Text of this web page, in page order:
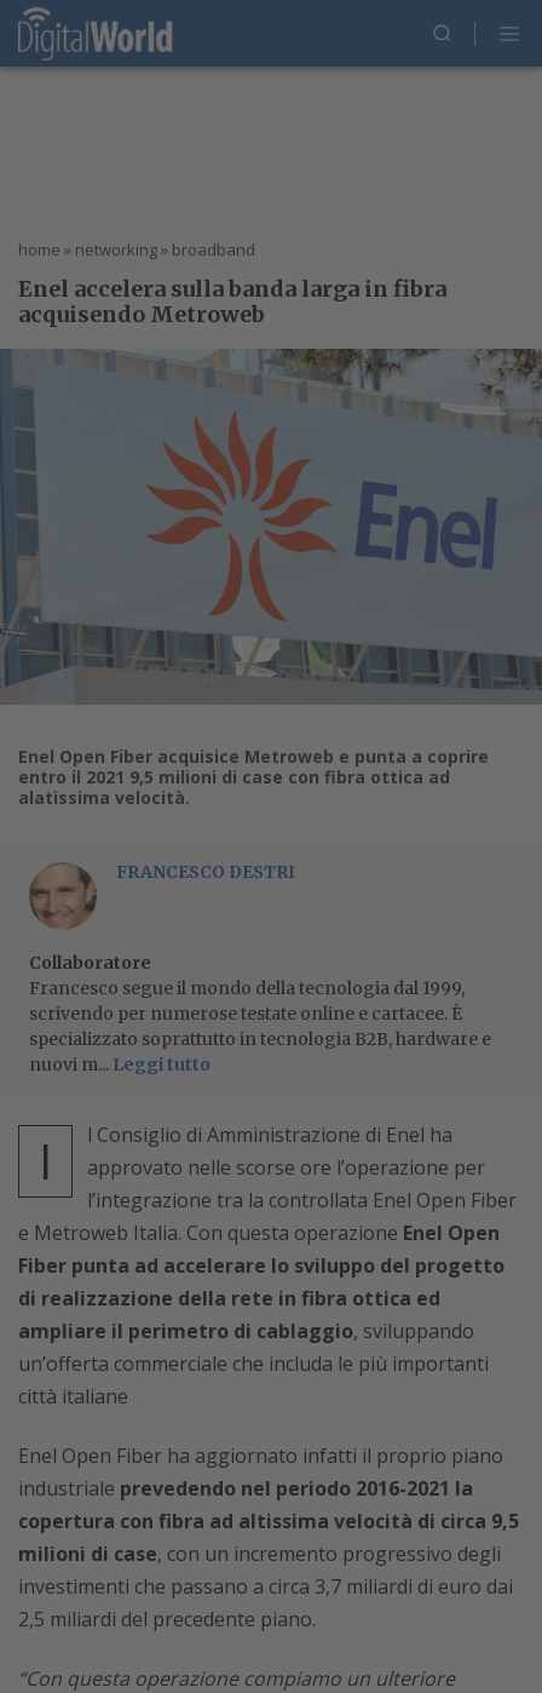
home » networking» broadband
Enel accelera sulla banda larga in fibra
acquisendo Metroweb
Enel Open Fiber acquisice Metroweb e punta a coprire
entro il 2021 9,5 milioni di case con fibra ottica ad
alatissima velocità.
FRANCESCO DESTRI
Collaboratore
Francesco segue il mondo della tecnologia dal 1999,
scrivendo per numerose testate online e cartacee. È
specializzato soprattutto in tecnologia B2B, hardware e
nuovi m... Leggi tutto
I
l Consiglio di Amministrazione di Enel ha
approvato nelle scorse ore l’operazione per
l’integrazione tra la controllata Enel Open Fiber
e Metroweb Italia. Con questa operazione Enel Open
Fiber punta ad accelerare lo sviluppo del progetto
di realizzazione della rete in fibra ottica ed
ampliare il perimetro di cablaggio, sviluppando
un’offerta commerciale che includa le più importanti
città italiane
Enel Open Fiber ha aggiornato infatti il proprio piano
industriale prevedendo nel periodo 2016-2021 la
copertura con fibra ad altissima velocità di circa 9,5
milioni di case, con un incremento progressivo degli
investimenti che passano a circa 3,7 miliardi di euro dai
2,5 miliardi del precedente piano.
“Con questa operazione compiamo un ulteriore